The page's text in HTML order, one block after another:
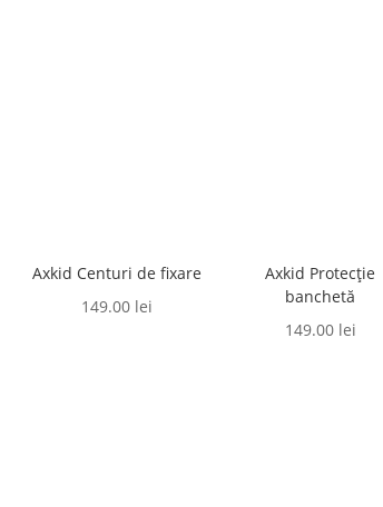
Axkid Centuri de fixare
149.00 lei
Axkid Protecție
banchetă
149.00 lei